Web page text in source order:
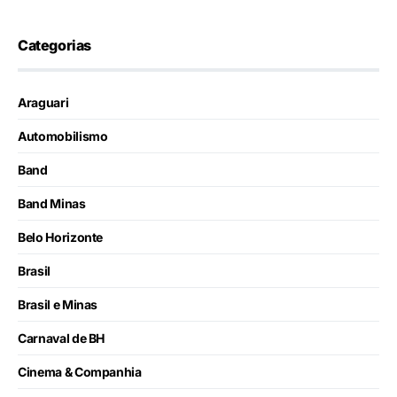
Categorias
Araguari
Automobilismo
Band
Band Minas
Belo Horizonte
Brasil
Brasil e Minas
Carnaval de BH
Cinema & Companhia